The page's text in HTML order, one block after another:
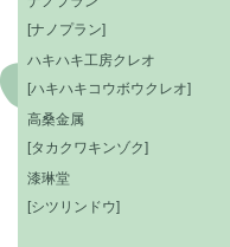
[ナノプラン]
ハキハキ工房クレオ
[ハキハキコウボウクレオ]
高桑金属
[タカクワキンゾク]
漆琳堂
[シツリンドウ]